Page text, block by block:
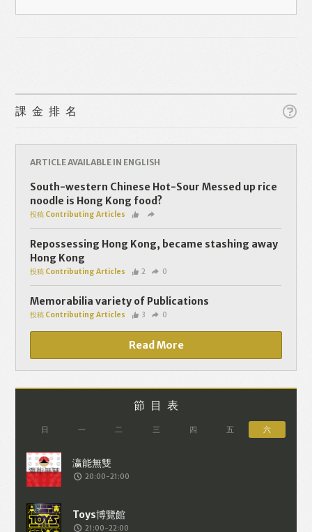
願性質。我們收集的個人資料包括姓名、
保留隨時增減本付費服務內容的權利，包
括但不限於漫畫、節目、小說等欄目及內
將你的個人資料與從商業夥伴或其他公司
取得的資料結合，但不會出租、出售、或
透露你的個人資料予他人或非附屬公司。
個人資料將用於提供更適合你的廣告及網
頁內容、評估與改善我們的服務、聯絡你
或進行不記名的 究調查。所得資料亦只會
用於所述指定用途。除非所作用途為法例
容許或屬法例規定，否則未經你事先同
意，你的個人資料不會作其他用途。如果
決定提供個人資料，即表示您同意我們將
該資料傳送並儲存。 熱血時報會根據用戶
廣告目標人士的標準），而發送目標廣
告。不會因為你與廣告作出互動或觀看一
個目標廣告而向廣告客戶提供任何用戶的
個人資料。 但如果你觀看或與該廣告作出
互動，則表示你同意廣告客戶有可能假設
你符合該廣告目標客戶群的標準。熱血時
報並會根據你在交易平台（如PAYPAL），
課金排名
ARTICLE AVAILABLE IN ENGLISH
South-western Chinese Hot-Sour Messed up rice
noodle is Hong Kong food?
投稿 Contributing Articles
Repossessing Hong Kong, became stashing away
Hong Kong
投稿 Contributing Articles 2 0
Memorabilia variety of Publications
投稿 Contributing Articles 3 0
Read More
節目表
日 一 二 三 四 五 六
20:00-21:00
21:00-22:00